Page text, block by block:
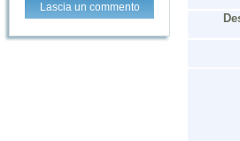
Lascia un commento